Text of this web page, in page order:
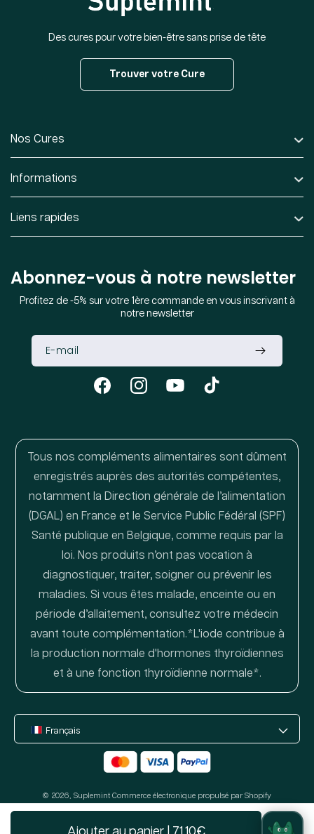
Des cures pour votre bien-être sans prise de tête
Trouver votre Cure
Nos Cures
Informations
Liens rapides
Abonnez-vous à notre newsletter
Profitez de -5% sur votre 1ère commande en vous inscrivant à
notre newsletter
FacebookInstagramYouTube TikTok
Tous nos compléments alimentaires sont dûment
enregistrés auprès des autorités compétentes,
notamment la Direction générale de l’alimentation
(DGAL) en France et le Service Public Fédéral (SPF)
Santé publique en Belgique, comme requis par la
loi. Nos produits n’ont pas vocation à
diagnostiquer, traiter, soigner ou prévenir les
maladies. Si vous êtes malade, enceinte ou en
période d’allaitement, consultez votre médecin
avant toute complémentation.*L'iode contribue à
la production normale d'hormones thyroïdiennes
et à une fonction thyroïdienne normale*.
Français
Moyens
paiement
© 2026, Suplemint Commerce électronique propulsé par Shopify